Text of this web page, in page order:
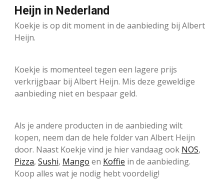
Heijn in Nederland
Koekje is op dit moment in de aanbieding bij Albert
Heijn.
Koekje is momenteel tegen een lagere prijs
verkrijgbaar bij Albert Heijn. Mis deze geweldige
aanbieding niet en bespaar geld.
Als je andere producten in de aanbieding wilt
kopen, neem dan de hele folder van Albert Heijn
door. Naast Koekje vind je hier vandaag ook NOS,
Pizza, Sushi, Mango en Koffie in de aanbieding.
Koop alles wat je nodig hebt voordelig!